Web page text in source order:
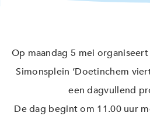
Op maandag 5 mei
Simonsplein ‘Doetinchem
een dagvullend
De dag begint om 11.00 uur